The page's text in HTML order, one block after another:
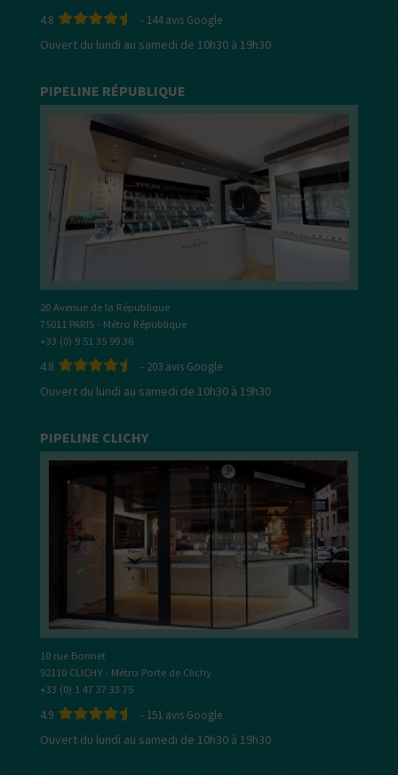
4.8 - 144avis Google
Ouvert du lundi au samedi de 10h30 à 19h30
PIPELINE RÉPUBLIQUE
20 Avenue de la République
75011 PARIS - Métro République
+33 (0) 9 51 35 99 36
4.8 - 203 avis Google
Ouvert du lundi au samedi de 10h30 à 19h30
PIPELINE CLICHY
10 rue Bonnet
92110 CLICHY - Métro Porte de Clichy
+33 (0) 1 47 37 33 75
4.9 - 151 avis Google
Ouvert du lundi au samedi de 10h30 à 19h30